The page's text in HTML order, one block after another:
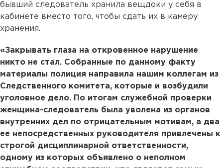
бывший следователь хранила вещдоки у себя в
кабинете вместо того, чтобы сдать их в камеру
хранения.
«Закрывать глаза на откровенное нарушение
никто не стал. Собранные по данному факту
материалы полиция направила нашим коллегам из
Следственного комитета, которые и возбудили
уголовное дело. По итогам служебной проверки
женщина-следователь была уволена из органов
внутренних дел по отрицательным мотивам, а два
ее непосредственных руководителя привлечены к
строгой дисциплинарной ответственности,
одному из которых объявлено о неполном